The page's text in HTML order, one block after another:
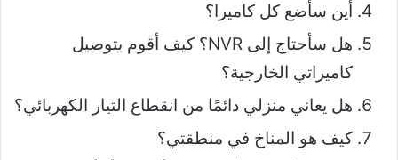
أين سأضع كل كاميرا؟
هل سأحتاج إلى NVR؟ كيف أقوم بتوصيل
كاميراتي الخارجية؟
هل يعاني منزلي دائمًا من انقطاع التيار الكهربائي؟
كيف هو المناخ في منطقتي؟